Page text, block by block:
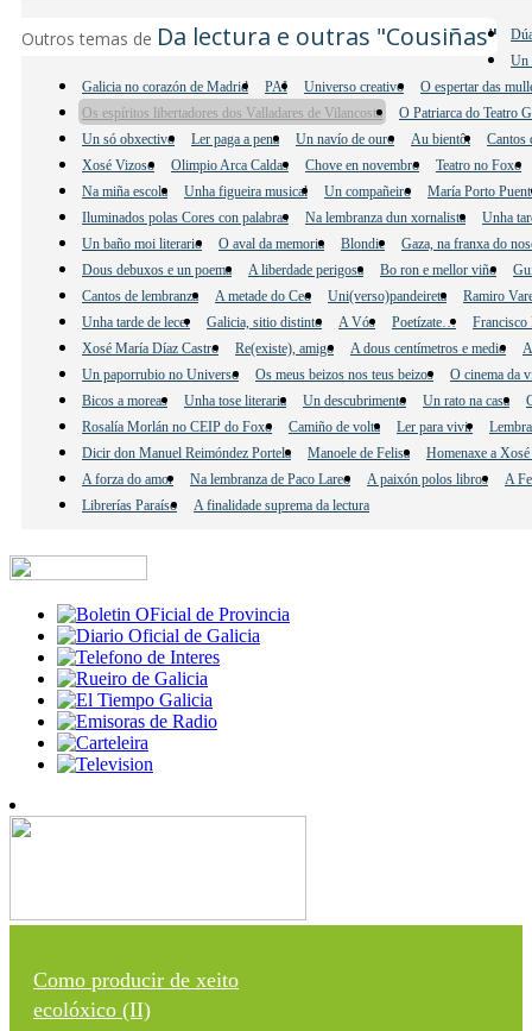
Outros temas de Da lectura e outras "Cousiñas"
Un
Galicia no corazón de Madrid
PAI Universo creativo
O espertar das
Os espíritos libertadores dos Valladares de Vilancosta
O Patriarca do Teatro
Un só obxectivo
Ler paga a pena Un navío de ouro Au bientôt
Cantos
Xosé Vizoso
Olimpio Arca Caldas Chove en novembro
Teatro no Foxo
Na miña escola
Unha figueira musical Un compañeiro
María Porto
Iluminados polas Cores con palabras
Na lembranza dun xornalista
Unha
Un baño moi literario
O aval da memoria Blondie
Gaza, na franxa do
Dous debuxos e un poema
A liberdade perigosa Bo ron e mellor viño
Cantos de lembranza
A metade do Ceo Uni(verso)pandeireta
Ramiro
Unha tarde de lecer
Galicia, sitio distinto A Vós Poetízate…
Xosé María Díaz Castro
Re(existe), amigo A dous centímetros e medio
Un paporrubio no Universo
Os meus beizos nos teus beizos
O cinema da
Bicos a moreas
Unha tose literaria Un descubrimento Un rato na casa
Rosalía Morlán no CEIP do Foxo
Camiño de volta Ler para vivir
Dicir don Manuel Reimóndez Portela
Manoele de Felisa
Homenaxe a
A forza do amor
Na lembranza de Paco Lareo A paixón polos libros
A
Librerías Paraíso
A finalidade suprema da lectura
Como producir de xeito
ecolóxico (II)